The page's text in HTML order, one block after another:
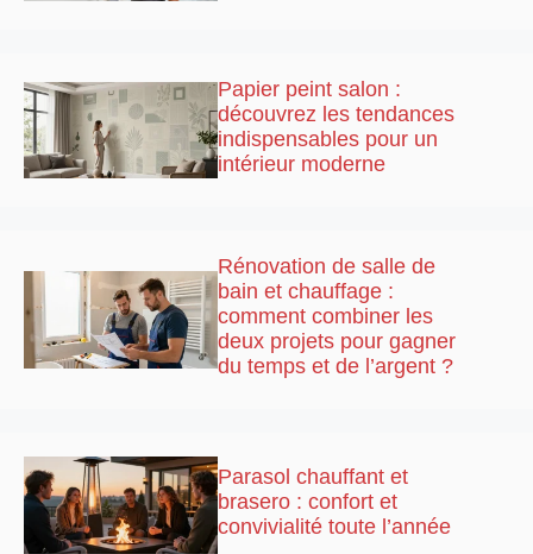
Papier peint salon :
découvrez les tendances
indispensables pour un
intérieur moderne
Rénovation de salle de
bain et chauffage :
comment combiner les
deux projets pour gagner
du temps et de l’argent ?
Parasol chauffant et
brasero : confort et
convivialité toute l’année